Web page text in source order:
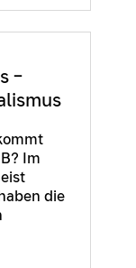
–
Im
die